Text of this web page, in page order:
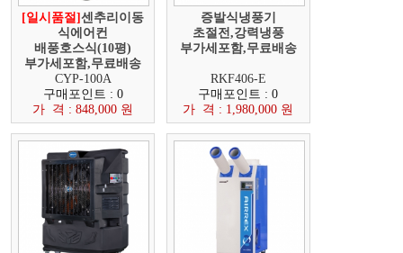
[일시품절]센추리이동
식에어컨
배풍호스식(10평)
부가세포함,무료배송
CYP-100A
구매포인트 : 0
가 격 : 848,000 원
증발식냉풍기
초절전,강력냉풍
부가세포함,무료배송
RKF406-E
구매포인트 : 0
가 격 : 1,980,000 원